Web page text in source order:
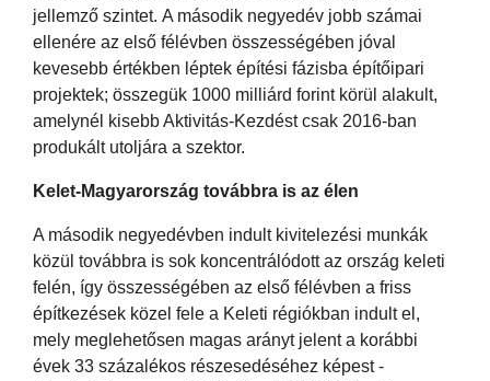
jellemző szintet. A második negyedév jobb számai
ellenére az első félévben összességében jóval
kevesebb értékben léptek építési fázisba építőipari
projektek; összegük 1000 milliárd forint körül alakult,
amelynél kisebb Aktivitás-Kezdést csak 2016-ban
produkált utoljára a szektor.
Kelet-Magyarország továbbra is az élen
A második negyedévben indult kivitelezési munkák
közül továbbra is sok koncentrálódott az ország keleti
felén, így összességében az első félévben a friss
építkezések közel fele a Keleti régiókban indult el,
mely meglehetősen magas arányt jelent a korábbi
évek 33 százalékos részesedéséhez képest -